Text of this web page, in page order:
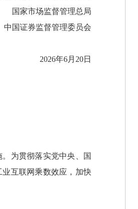
国家市场监督管理总局
中国证券监督管理委员会
2026年6月20日
为贯彻落实党中央、国
互联网乘数效应，加快